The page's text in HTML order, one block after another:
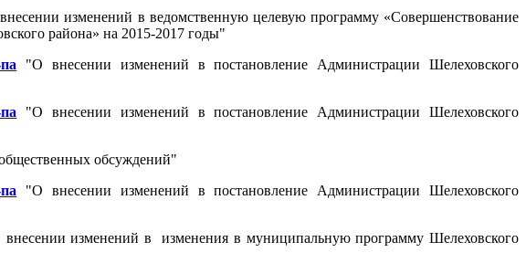
изменений в ведомственную целевую программу «Совершенствование
района» на 2015-2017 годы"
"О внесении изменений в постановление Администрации Шелеховского
"О внесении изменений в постановление Администрации Шелеховского
обсуждений"
"О внесении изменений в постановление Администрации Шелеховского
изменений в изменения в муниципальную программу Шелеховского